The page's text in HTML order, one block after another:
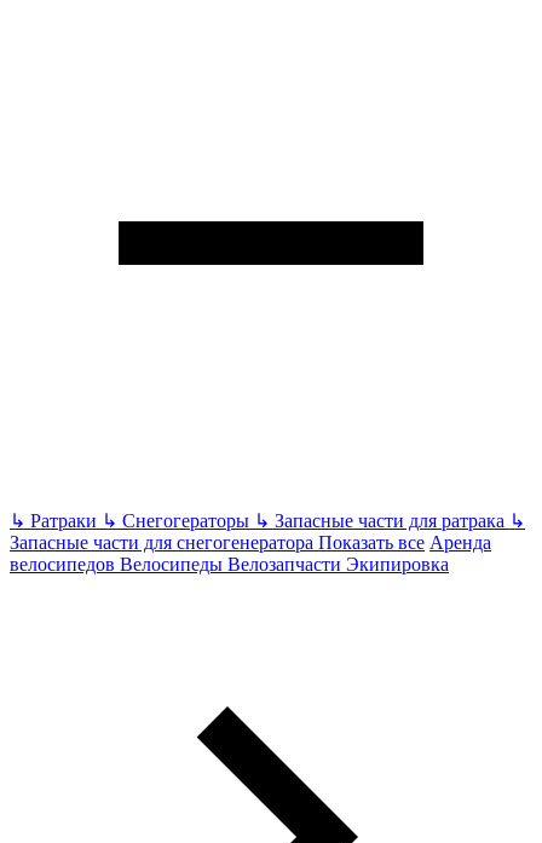
↳ Ратраки ↳ Снегогераторы ↳ Запасные части для ратрака ↳
Запасные части для снегогенератора Показать все Аренда
велосипедов Велосипеды Велозапчасти Экипировка